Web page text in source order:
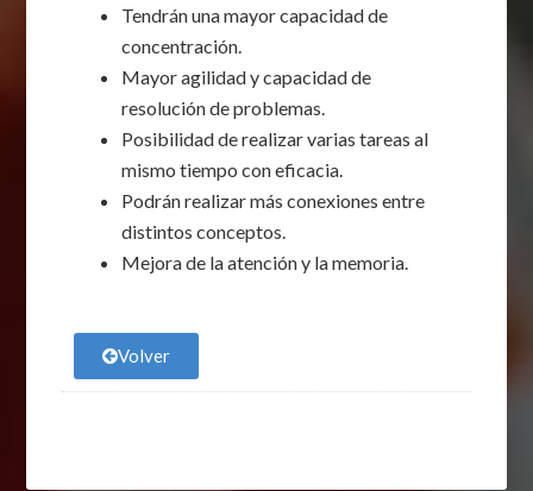
Tendrán una mayor capacidad de
concentración.
Mayor agilidad y capacidad de
resolución de problemas.
Posibilidad de realizar varias tareas al
mismo tiempo con eficacia.
Podrán realizar más conexiones entre
distintos conceptos.
Mejora de la atención y la memoria.
Volver